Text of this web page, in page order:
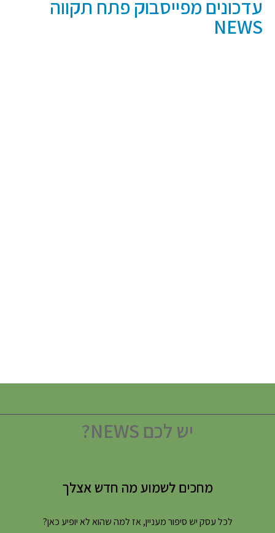
עדכונים מפייסבוק פתח תקווה
NEWS
יש לכם NEWS?
מחכים לשמוע מה חדש אצלך
לכל עסק יש סיפור מעניין, אז למה שהוא לא יופיע כאן?